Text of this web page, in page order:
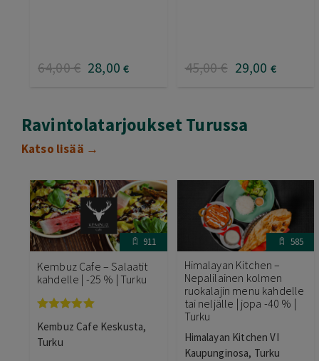
64,00€ 28,00 € 45,00€ 29,00 €
Ravintolatarjoukset Turussa
Katso lisää →
911
Kembuz Cafe – Salaatit
kahdelle | -25 % | Turku
tuotteesta:
5.00/ 5
Kembuz Cafe Keskusta,
Turku
585
Himalayan Kitchen –
Nepalilainen kolmen
ruokalajin menu kahdelle
tai neljälle | jopa -40 % |
Turku
Himalayan Kitchen VI
Kaupunginosa, Turku